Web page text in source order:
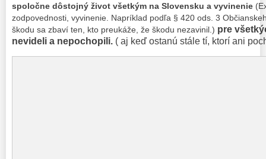
spoločne dôstojný život všetkým na Slovensku a vyvinenie
zodpovednosti, vyvinenie. Napríklad podľa § 420 ods. 3
škodu sa zbaví ten, kto preukáže, že škodu nezavinil.) pre
nevideli a nepochopili. ( aj keď ostanú stále tí, ktorí ani